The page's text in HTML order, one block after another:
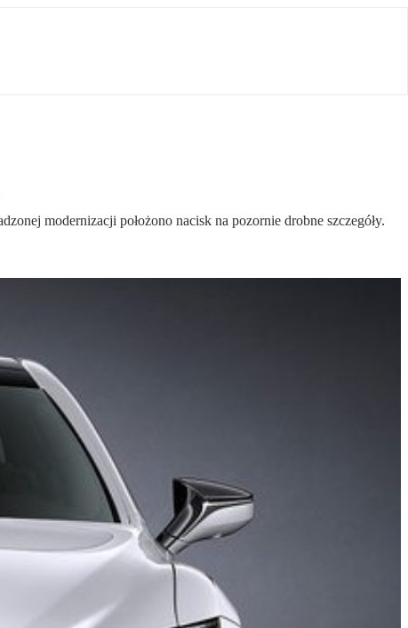
modernizacji położono nacisk na pozornie drobne szczegóły.